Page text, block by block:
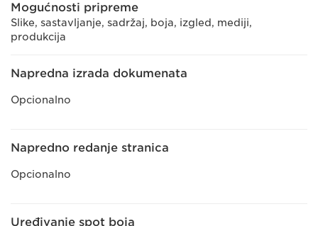
Mogućnosti pripreme
Slike, sastavljanje, sadržaj, boja, izgled, mediji,
produkcija
Napredna izrada dokumenata
Opcionalno
Napredno redanje stranica
Opcionalno
Uređivanje spot boja